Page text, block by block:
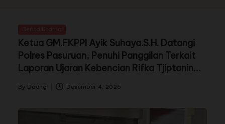
Ketua GM.FKPPI Ayik Suhaya.S.H. Datangi
Polres Pasuruan, Penuhi Panggilan Terkait
Laporan Ujaran Kebencian Rifka Tjiptaning
Terhadap Soeharto.
By Daeng Desember 4, 2025